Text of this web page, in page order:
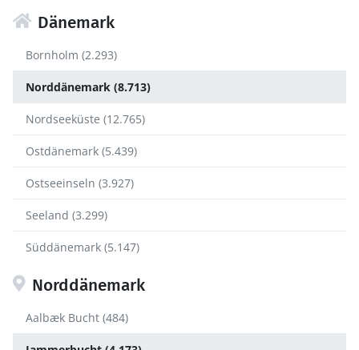
Dänemark
Bornholm (2.293)
Norddänemark (8.713)
Nordseeküste (12.765)
Ostdänemark (5.439)
Ostseeinseln (3.927)
Seeland (3.299)
Süddänemark (5.147)
Norddänemark
Aalbæk Bucht (484)